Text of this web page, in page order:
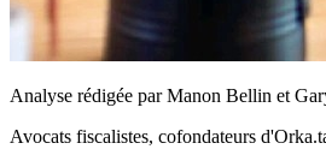
Analyse rédigée par Manon Bellin et
Avocats fiscalistes, cofondateurs